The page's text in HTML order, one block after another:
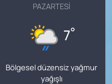
PAZARTESI
7°
Bölgesel düzensiz yağmur
yağışlı